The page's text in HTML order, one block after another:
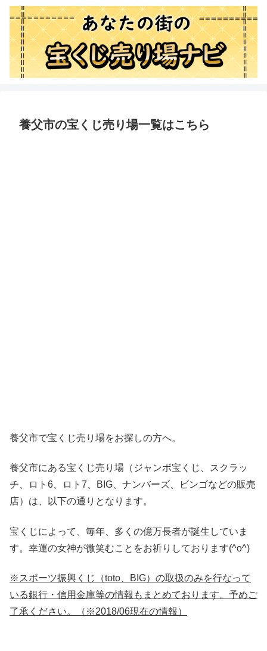
養父市の宝くじ売り場一覧はこちら
養父市で宝くじ売り場をお探しの方へ。
養父市にある宝くじ売り場（ジャンボ宝くじ、スクラッ
チ、ロト6、ロト7、BIG、ナンバーズ、ビンゴなどの販売
店）は、以下の通りとなります。
宝くじによって、毎年、多くの億万長者が誕生していま
す。幸運の女神が微笑むことをお祈りしております(^o^)
※スポーツ振興くじ（toto、BIG）の取扱のみを行なって
いる銀行・信用金庫等の情報もまとめております。予めご
了承ください。（※2018/06現在の情報）